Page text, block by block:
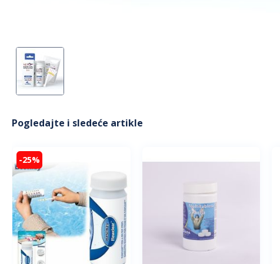
Pogledajte i sledeće artikle
-25%